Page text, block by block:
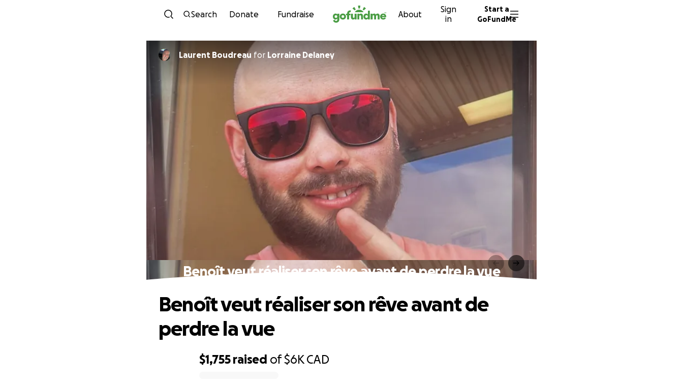
Skip to content
Search Donate Fundraise About
Sign
in
Start a
GoFundMe
Laurent Boudreau for Lorraine Delaney
Benoît veut réaliser son rêve avant de perdre la vue
$1,755 raised of$6K CAD
Benoît veut réaliser son rêve avant de
perdre la vue